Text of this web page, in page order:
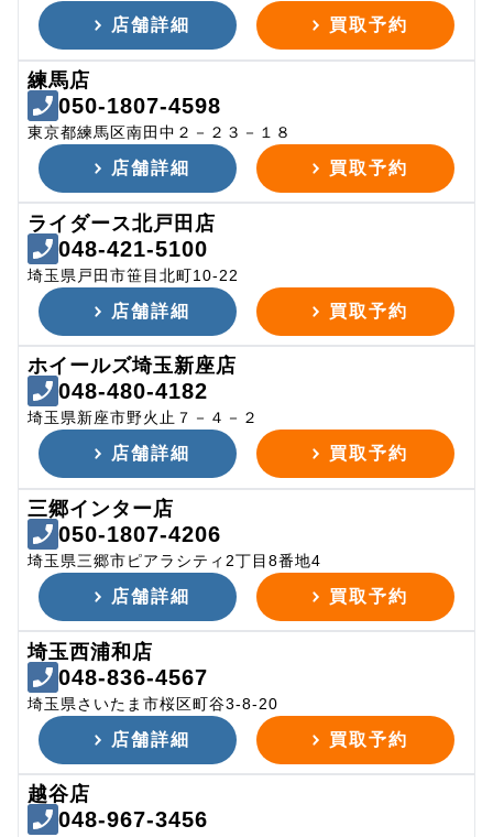
店舗詳細 買取予約
練馬店
050-1807-4598
東京都練馬区南田中２－２３－１８
店舗詳細 買取予約
ライダース北戸田店
048-421-5100
埼玉県戸田市笹目北町10-22
店舗詳細 買取予約
ホイールズ埼玉新座店
048-480-4182
埼玉県新座市野火止７－４－２
店舗詳細 買取予約
三郷インター店
050-1807-4206
埼玉県三郷市ピアラシティ2丁目8番地4
店舗詳細 買取予約
埼玉西浦和店
048-836-4567
埼玉県さいたま市桜区町谷3-8-20
店舗詳細 買取予約
越谷店
048-967-3456